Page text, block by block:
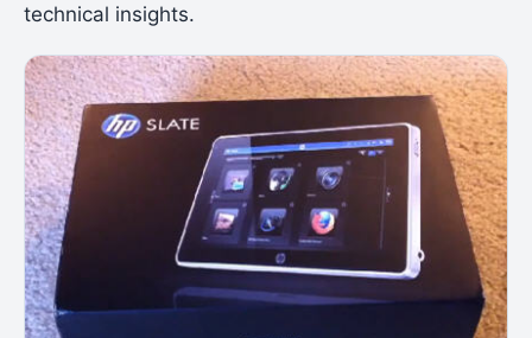
technical insights.